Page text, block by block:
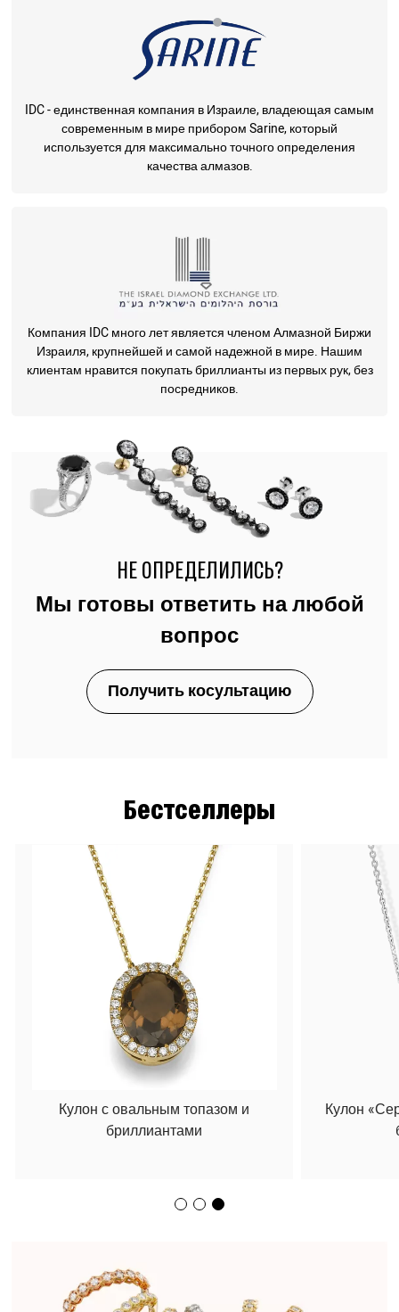
IDC - единственная компания в Израиле, владеющая самым
современным в мире прибором Sarine, который
используется для максимально точного определения
качества алмазов.
Компания IDC много лет является членом Алмазной Биржи
Израиля, крупнейшей и самой надежной в мире. Нашим
клиентам нравится покупать бриллианты из первых рук, без
посредников.
Бестселлеры
Кулон
Кулон с овальным топазом и
бриллиантами
НЕ ОПРЕДЕЛИЛИСЬ?
Мы готовы ответить на любой
вопрос
Получить косультацию